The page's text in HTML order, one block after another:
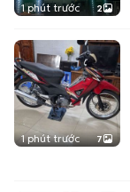
1 phút trước 2
1 phút trước 7